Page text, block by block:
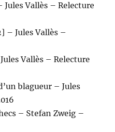
Jules Vallès – Relecture
– Jules Vallès –
Vallès – Relecture
blagueur – Jules
– Stefan Zweig –